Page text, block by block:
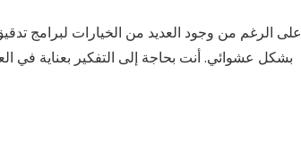
على الرغم من وجود العديد من الخيارات لبرامج تدقيق
بشكل عشوائي. أنت بحاجة إلى التفكير بعناية في